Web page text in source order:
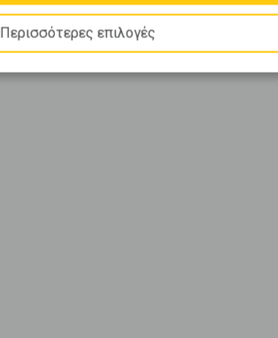
Περισσότερες επιλογές